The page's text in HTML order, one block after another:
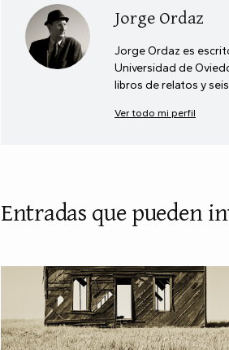
Jorge Ordaz
Jorge Ordaz es
Universidad de
libros de relatos y
Ver todo mi perfil
Entradas que pueden